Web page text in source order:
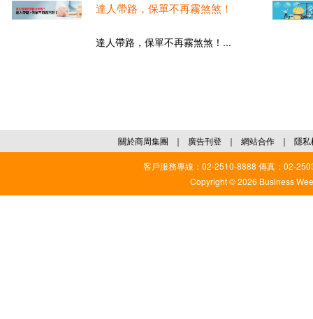
達人帶路，保單不再霧煞煞！
達人帶路，保單不再霧煞煞！...
關於商周集團 ｜ 廣告刊登 ｜ 網站合作 ｜ 隱私
客戶服務專線：02-2510-8888 傳真：02-
Copyright © 2026 Business